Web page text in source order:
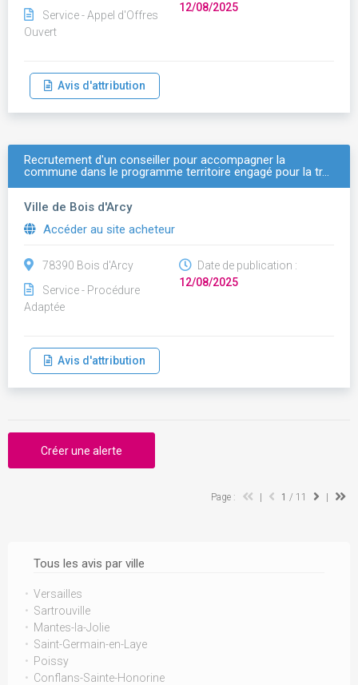
Tous les avis par ville
Versailles
Sartrouville
Mantes-la-Jolie
Saint-Germain-en-Laye
Poissy
Conflans-Sainte-Honorine
Service - Appel d'Offres
Ouvert
12/08/2025
Avis d'attribution
Recrutement d'un conseiller pour accompagner la
commune dans le programme territoire engagé pour la tr…
Ville de Bois d'Arcy
Accéder au site acheteur
78390 Bois d'Arcy
Service - Procédure
Adaptée
Date de publication :
12/08/2025
Avis d'attribution
Créer une alerte
Page : 1 / 11